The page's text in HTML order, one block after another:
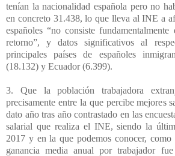
tenían la nacionalidad española pero no
en concreto 31.438, lo que lleva al INE a
españoles “no consiste
retorno”, y datos significativos al
principales países de españoles
(18.132) y Ecuador (6.399).
3. Que la población trabajadora
precisamente entre la que percibe mejores
dato año tras año contrastado en las
salarial que realiza el INE, siendo la
2017 y en la que podemos conocer, como
ganancia media anual por trabajador